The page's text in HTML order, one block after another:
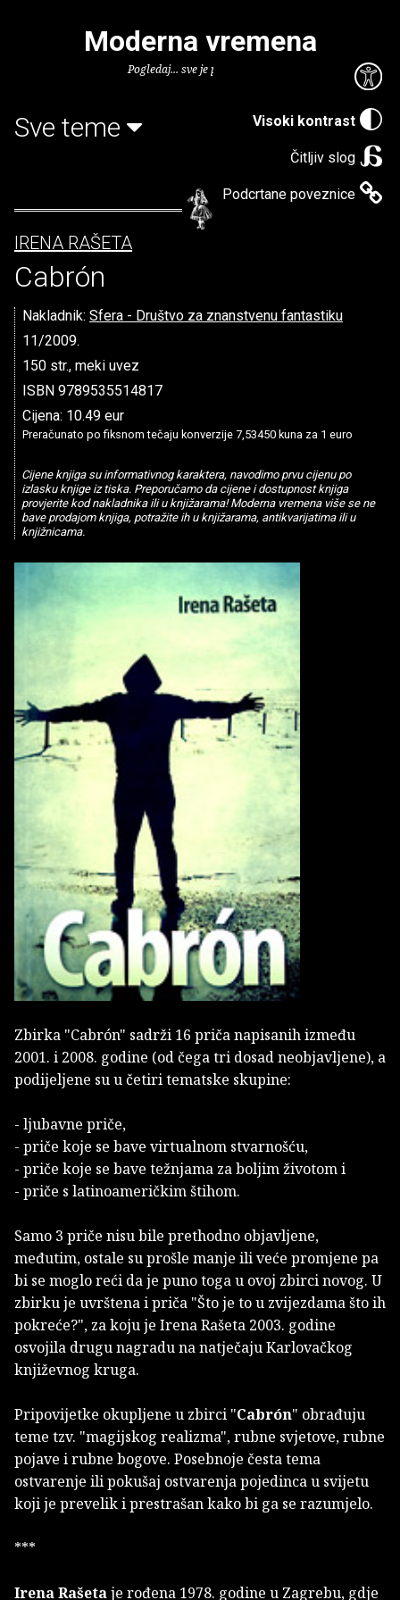
Visoki kontrast
Čitljiv slog
Podcrtane poveznice
Moderna vremena
Pogledaj... sve je puno knjiga.
Sve teme
IRENA RAŠETA
Cabrón
Nakladnik: Sfera - Društvo za znanstvenu fantastiku
11/2009.
150 str., meki uvez
ISBN 9789535514817
Cijena: 10.49 eur
Preračunato po fiksnom tečaju konverzije 7,53450 kuna za 1 euro
Cijene knjiga su informativnog karaktera, navodimo prvu cijenu po
izlasku knjige iz tiska. Preporučamo da cijene i dostupnost knjiga
provjerite kod nakladnika ili u knjižarama! Moderna vremena više se ne
bave prodajom knjiga, potražite ih u knjižarama, antikvarijatima ili u
knjižnicama.
Zbirka "Cabrón" sadrži 16 priča napisanih između
2001. i 2008. godine (od čega tri dosad neobjavljene), a
podijeljene su u četiri tematske skupine:
- ljubavne priče,
- priče koje se bave virtualnom stvarnošću,
- priče koje se bave težnjama za boljim životom i
- priče s latinoameričkim štihom.
Samo 3 priče nisu bile prethodno objavljene,
međutim, ostale su prošle manje ili veće promjene pa
bi se moglo reći da je puno toga u ovoj zbirci novog. U
zbirku je uvrštena i priča "Što je to u zvijezdama što ih
pokreće?", za koju je Irena Rašeta 2003. godine
osvojila drugu nagradu na natječaju Karlovačkog
književnog kruga.
Pripovijetke okupljene u zbirci "Cabrón" obrađuju
teme tzv. "magijskog realizma", rubne svjetove, rubne
pojave i rubne bogove. Posebnoje česta tema
ostvarenje ili pokušaj ostvarenja pojedinca u svijetu
koji je prevelik i prestrašan kako bi ga se razumjelo.
***
Irena Rašetaje rođena 1978. godine u Zagrebu, gdje